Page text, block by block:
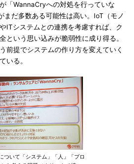
「WannaCryへの対処を行っていな
まだ多数ある可能性は高い。IoT（モノ
ITシステムとの連携を考慮すれば、ク
という思い込みが脆弱性に成り得る。
前提でシステムの作り方を変えていく
いる。
ついて「システム」「人」「プロ